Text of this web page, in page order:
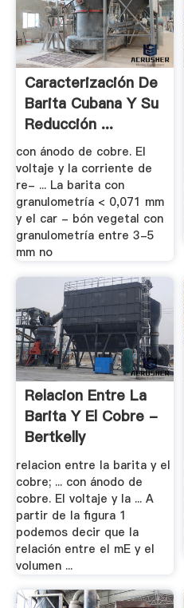
Caracterización De
Barita Cubana Y Su
Reducción ...
con ánodo de cobre. El
voltaje y la corriente de
re- ... La barita con
granulometría < 0,071 mm
y el car - bón vegetal con
granulometría entre 3-5
mm no
Relacion Entre La
Barita Y El Cobre -
Bertkelly
relacion entre la barita y el
cobre; ... con ánodo de
cobre. El voltaje y la ... A
partir de la figura 1
podemos decir que la
relación entre el mE y el
volumen ...